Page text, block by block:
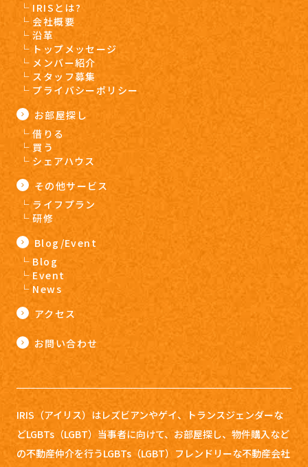
IRISとは?
会社概要
沿革
トップメッセージ
メンバー紹介
スタッフ募集
プライバシーポリシー
お部屋探し
借りる
買う
シェアハウス
その他サービス
ライフプラン
研修
Blog/Event
Blog
Event
News
アクセス
お問い合わせ
IRIS（アイリス）はレズビアンやゲイ、トランスジェンダーな
どLGBTs（LGBT）当事者に向けて、お部屋探し、 物件購入など
の不動産仲介を行うLGBTs（LGBT）フレンドリーな不動産会社